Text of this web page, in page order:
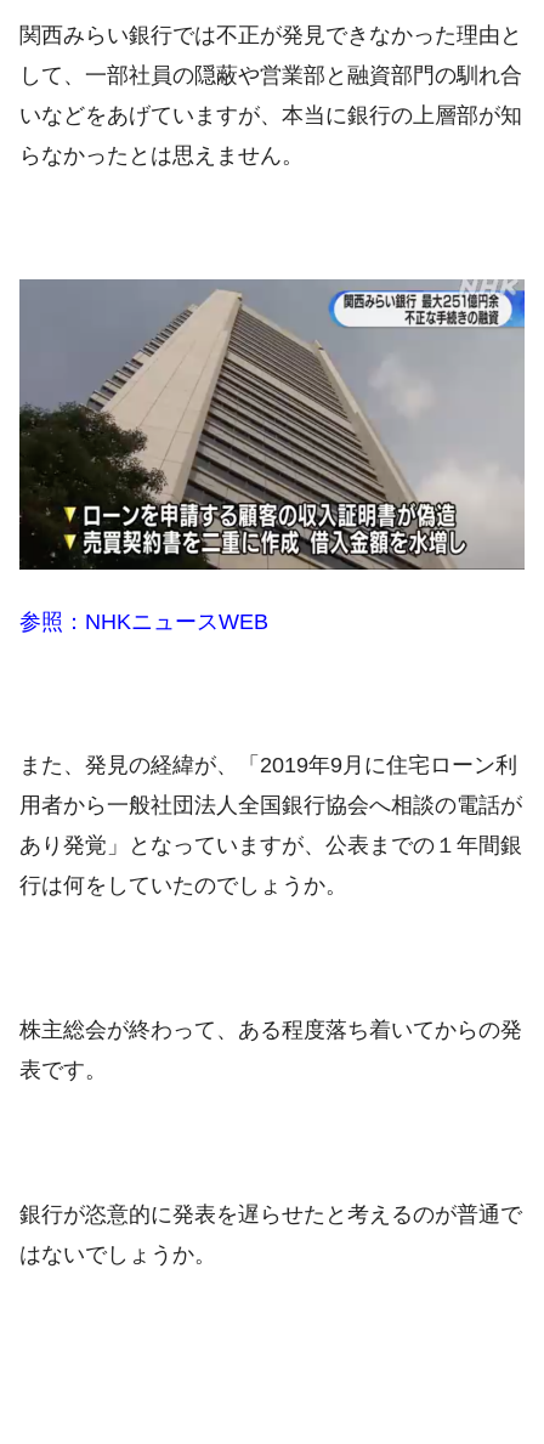
関西みらい銀行では不正が発見できなかった理由と
して、一部社員の隠蔽や営業部と融資部門の馴れ合
いなどをあげていますが、本当に銀行の上層部が知
らなかったとは思えません。
参照：NHKニュースWEB
また、発見の経緯が、「2019年9月に住宅ローン利
用者から一般社団法人全国銀行協会へ相談の電話が
あり発覚」となっていますが、公表までの１年間銀
行は何をしていたのでしょうか。
株主総会が終わって、ある程度落ち着いてからの発
表です。
銀行が恣意的に発表を遅らせたと考えるのが普通で
はないでしょうか。